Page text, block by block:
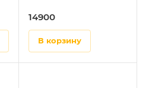
14900
в корзину